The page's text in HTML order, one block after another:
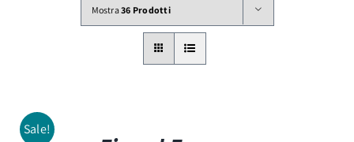
Mostra36 Prodotti
Sale!